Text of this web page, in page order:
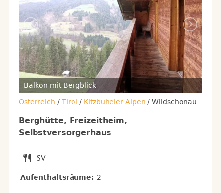
Balkon mit Bergblick
Österreich / Tirol / Kitzbüheler Alpen / Wildschönau
Berghütte, Freizeitheim,
Selbstversorgerhaus
Aufenthaltsräume: 2